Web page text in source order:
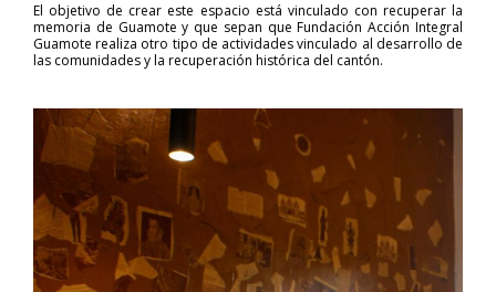
El objetivo de crear este espacio está vinculado con recuperar la
memoria de Guamote y que sepan que Fundación Acción Integral
Guamote realiza otro tipo de actividades vinculado al desarrollo de
las comunidades y la recuperación histórica del cantón.